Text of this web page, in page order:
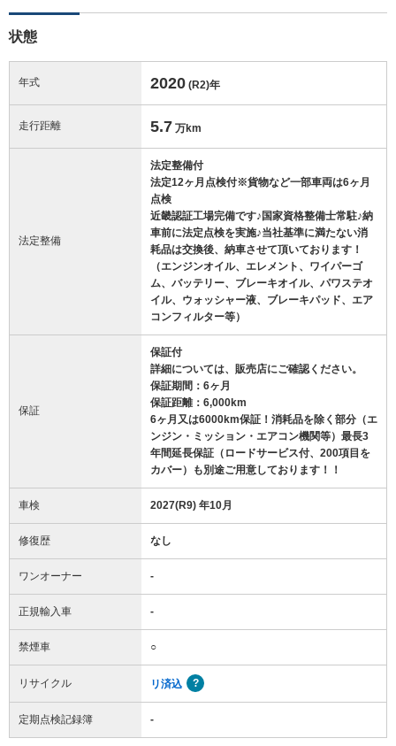
状態
年式 2020 (R2)年
走行距離 5.7 万km
法定整備
法定整備付
法定12ヶ月点検付※貨物など一部車両は6ヶ月
点検
近畿認証工場完備です♪国家資格整備士常駐♪納
車前に法定点検を実施♪当社基準に満たない消
耗品は交換後、納車させて頂いております！
（エンジンオイル、エレメント、ワイパーゴ
ム、バッテリー、ブレーキオイル、パワステオ
イル、ウォッシャー液、ブレーキパッド、エア
コンフィルター等）
保証
保証付
詳細については、販売店にご確認ください。
保証期間：6ヶ月
保証距離：6,000km
6ヶ月又は6000km保証！消耗品を除く部分（エ
ンジン・ミッション・エアコン機関等）最長3
年間延長保証（ロードサービス付、200項目を
カバー）も別途ご用意しております！！
車検 2027(R9) 年10月
修復歴 なし
ワンオーナー -
正規輸入車 -
禁煙車 ○
リサイクル リ済込
定期点検記録簿 -